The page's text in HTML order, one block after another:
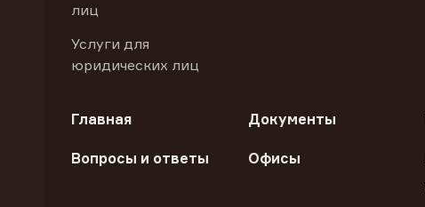
лиц
Услуги для
юридических лиц
Главная Документы
Вопросы и ответы Офисы